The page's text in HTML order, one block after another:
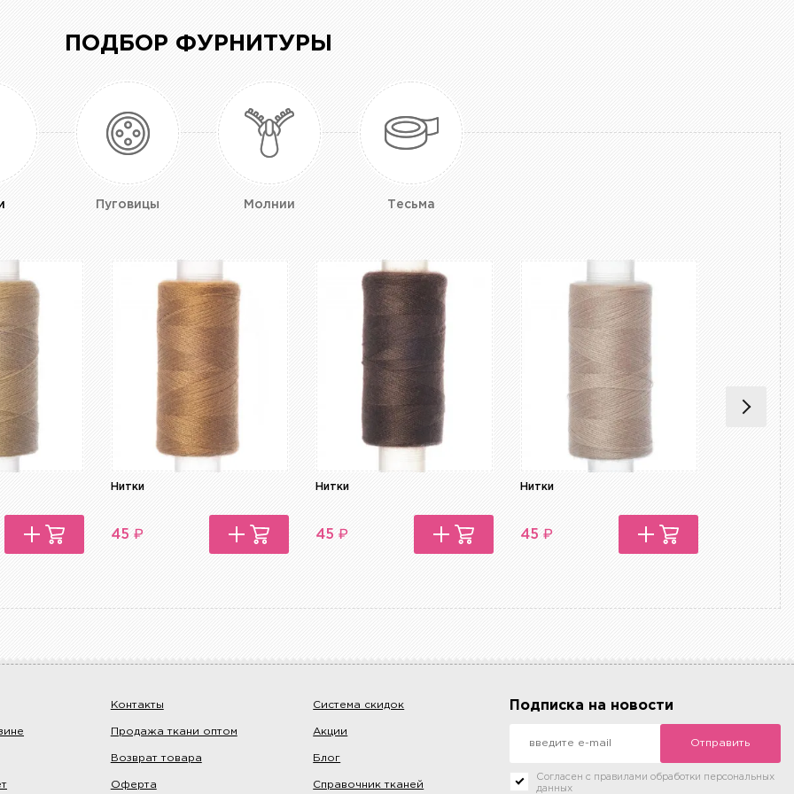
ПОДБОР ФУРНИТУРЫ
Пуговицы Молнии Тесьма
Нитки
45 ₽
Нитки
45 ₽
Нитки
45 ₽
Контакты
Продажа ткани оптом
Возврат товара
Оферта
Система скидок
Акции
Блог
Справочник тканей
Подписка на новости
Отправить
Согласен с правилами обработки персональных
данных